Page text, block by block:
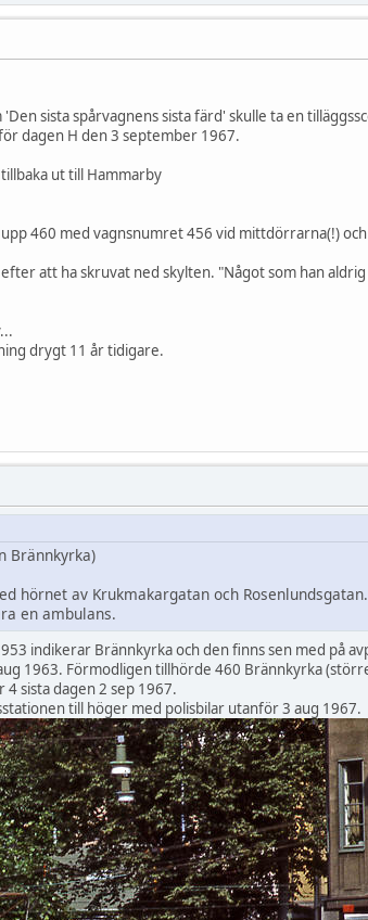
sista spårvagnens sista färd' skulle ta en
dagen H den 3 september 1967.
ut till Hammarby
460 med vagnsnumret 456 vid mittdörrarna(!)
att ha skruvat ned skylten. "Något som han
drygt 11 år tidigare.
Brännkyrka)
hörnet av Krukmakargatan och
en ambulans.
indikerar Brännkyrka och den finns sen med på
1963. Förmodligen tillhörde 460 Brännkyrka
sista dagen 2 sep 1967.
till höger med polisbilar utanför 3 aug 1967.